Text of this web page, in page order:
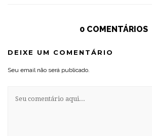
0 COMENTÁRIOS
DEIXE UM COMENTÁRIO
Seu email não será publicado.